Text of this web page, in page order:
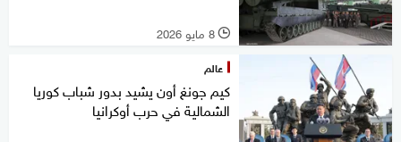
l 8 مايو 2026
عالم
كيم جونغ أون يشيد بدور شباب كوريا
الشمالية في حرب أوكرانيا